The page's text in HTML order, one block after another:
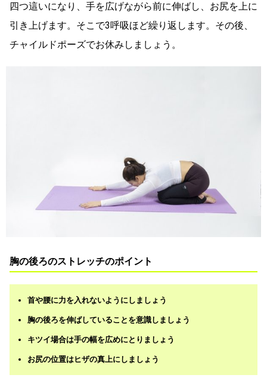
四つ這いになり、手を広げながら前に伸ばし、お尻を上に
引き上げます。そこで3呼吸ほど繰り返します。その後、
チャイルドポーズでお休みしましょう。
胸の後ろのストレッチのポイント
首や腰に力を入れないようにしましょう
胸の後ろを伸ばしていることを意識しましょう
キツイ場合は手の幅を広めにとりましょう
お尻の位置はヒザの真上にしましょう